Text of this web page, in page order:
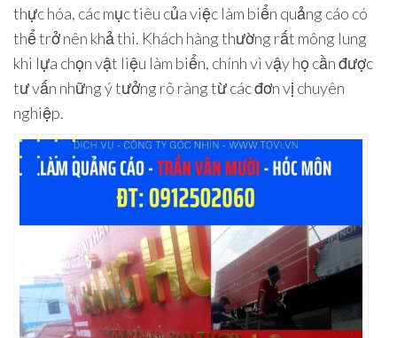
thực hóa, các mục tiêu của việc làm biển quảng cáo có
thể trở nên khả thi. Khách hàng thường rất mông lung
khi lựa chọn vật liệu làm biển, chính vì vậy họ cần được
tư vấn những ý tưởng rõ ràng từ các đơn vị chuyên
nghiệp.